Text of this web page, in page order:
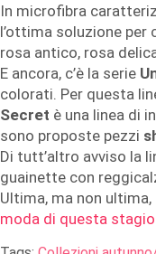
In microfibra
l’ottima soluzione
rosa antico, rosa
E ancora, c’è la serie
colorati. Per questa
Secret è una linea di
sono proposte pezzi
Di tutt’altro avviso la
guainette con
Ultima, ma non ultima,
moda di questa